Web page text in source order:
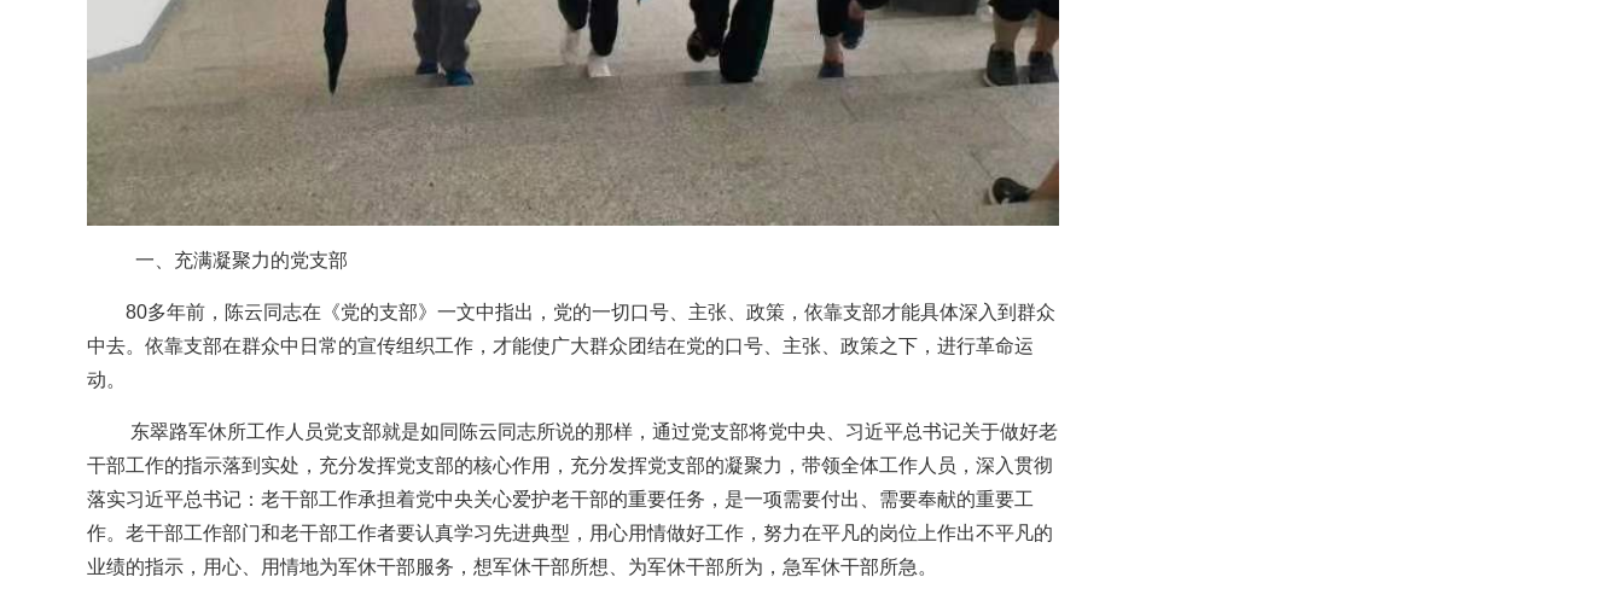
一、充满凝聚力的党支部
80多年前，陈云同志在《党的支部》一文中指出，党的一切口号、主张、政策，依靠支部才能具体深入到群众
中去。依靠支部在群众中日常的宣传组织工作，才能使广大群众团结在党的口号、主张、政策之下，进行革命运
动。
东翠路军休所工作人员党支部就是如同陈云同志所说的那样，通过党支部将党中央、习近平总书记关于做好老
干部工作的指示落到实处，充分发挥党支部的核心作用，充分发挥党支部的凝聚力，带领全体工作人员，深入贯彻
落实习近平总书记：老干部工作承担着党中央关心爱护老干部的重要任务，是一项需要付出、需要奉献的重要工
作。老干部工作部门和老干部工作者要认真学习先进典型，用心用情做好工作，努力在平凡的岗位上作出不平凡的
业绩的指示，用心、用情地为军休干部服务，想军休干部所想、为军休干部所为，急军休干部所急。